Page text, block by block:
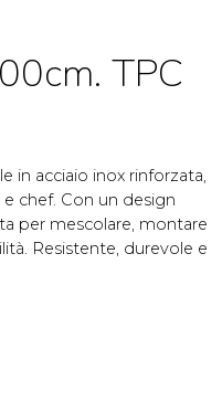
TPC
in acciaio inox rinforzata,
chef. Con un design
per mescolare, montare
Resistente, durevole e